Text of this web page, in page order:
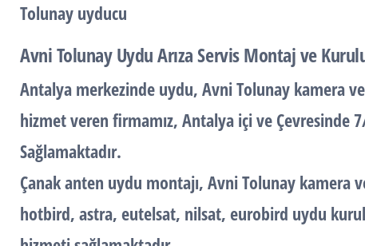
Tolunay uyducu
Avni Tolunay Uydu Arıza Servis Montaj ve
Antalya merkezinde uydu, Avni Tolunay kamera
hizmet veren firmamız, Antalya içi ve Çevresinde
Sağlamaktadır.
Çanak anten uydu montajı, Avni Tolunay kamera
hotbird, astra, eutelsat, nilsat, eurobird uydu